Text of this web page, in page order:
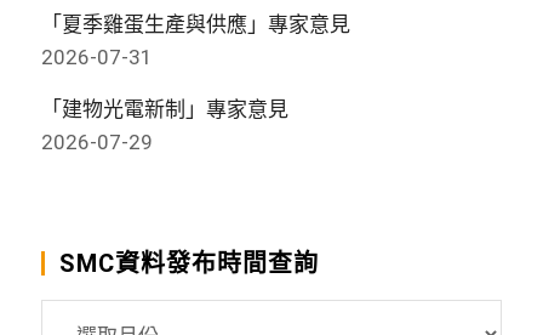
「夏季雞蛋生產與供應」專家意見
2026-07-31
「建物光電新制」專家意見
2026-07-29
SMC資料發布時間查詢